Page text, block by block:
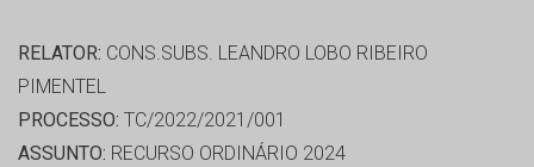
RELATOR: CONS.SUBS. LEANDRO LOBO RIBEIRO
PIMENTEL
PROCESSO: TC/2022/2021/001
ASSUNTO: RECURSO ORDINÁRIO 2024